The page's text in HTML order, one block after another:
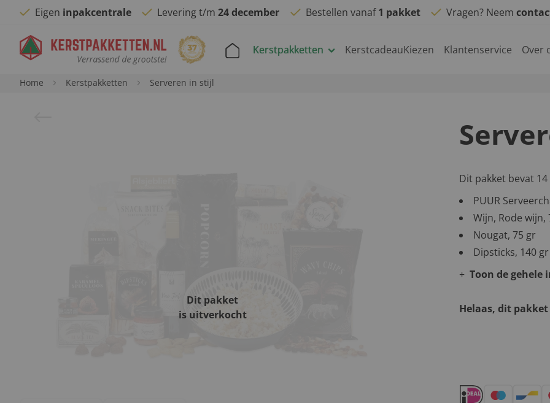
Eigen inpakcentrale Levering t/m24 december Bestellen vanaf1 pakket Vragen? Neem
Kerstpakketten KerstcadeauKiezen Klantenservice Over
Home Kerstpakketten Serveren in stijl
Dit pakket
is uitverkocht
Dit pakket bevat
PUUR
Wijn, Rode wijn,
Nougat, 75 gr
Dipsticks, 140 gr
Toon de gehele
Helaas, dit